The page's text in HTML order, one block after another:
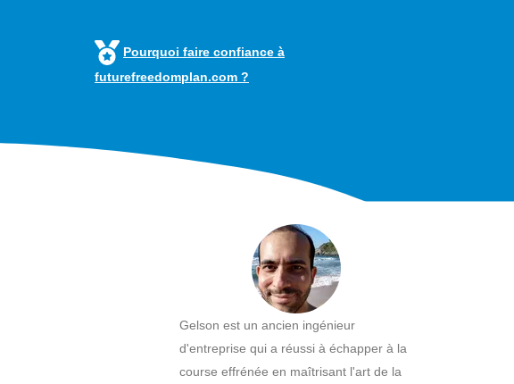
Pourquoi faire confiance à
futurefreedomplan.com ?
Gelson est un ancien ingénieur
d'entreprise qui a réussi à échapper à la
course effrénée en maîtrisant l'art de la